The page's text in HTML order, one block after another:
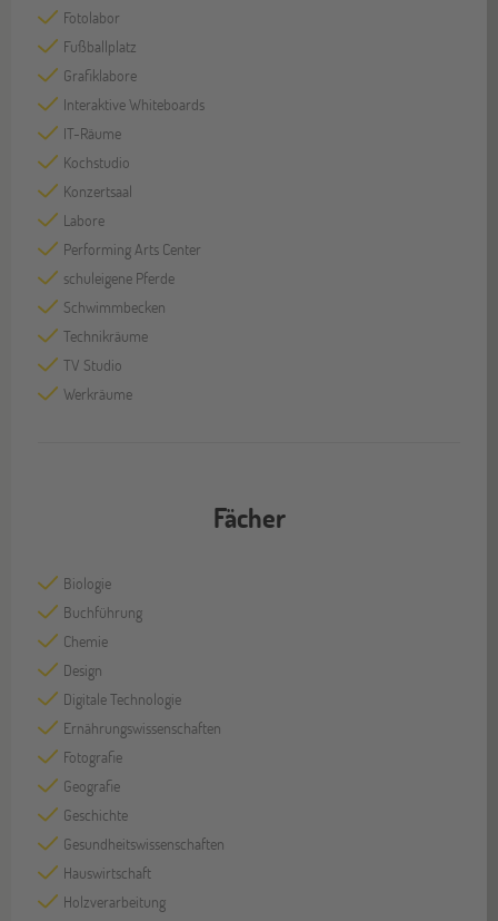
Fotolabor
Fußballplatz
Grafiklabore
Interaktive Whiteboards
IT-Räume
Kochstudio
Konzertsaal
Labore
Performing Arts Center
schuleigene Pferde
Schwimmbecken
Technikräume
TV Studio
Werkräume
Fächer
Biologie
Buchführung
Chemie
Design
Digitale Technologie
Ernährungswissenschaften
Fotografie
Geografie
Geschichte
Gesundheitswissenschaften
Hauswirtschaft
Holzverarbeitung